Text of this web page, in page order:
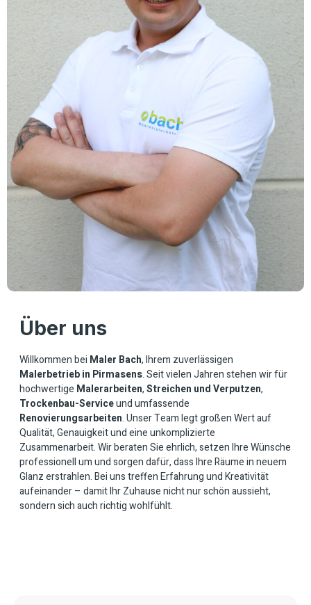
Über uns
Willkommen bei Maler Bach, Ihrem zuverlässigen
Malerbetrieb in Pirmasens. Seit vielen Jahren stehen wir für
hochwertige Malerarbeiten,Streichen undVerputzen,
Trockenbau-Serviceund umfassende
Renovierungsarbeiten. Unser Team legt großen Wert auf
Qualität, Genauigkeit und eine unkomplizierte
Zusammenarbeit. Wir beraten Sie ehrlich, setzen Ihre Wünsche
professionell um und sorgen dafür, dass Ihre Räume in neuem
Glanz erstrahlen. Bei uns treffen Erfahrung und Kreativität
aufeinander – damit Ihr Zuhause nicht nur schön aussieht,
sondern sich auch richtig wohlfühlt.